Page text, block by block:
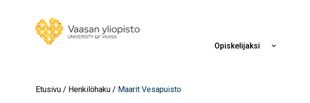
Opiskelijaksi
Näytä
Etusivu Henkilöhaku Maarit Vesapuisto